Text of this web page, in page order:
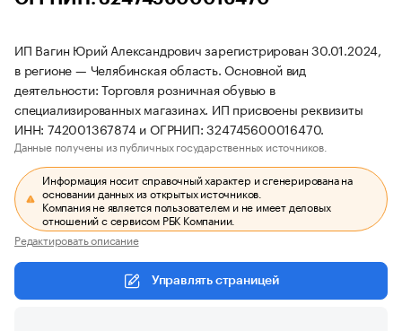
ИП Вагин Юрий Александрович зарегистрирован 30.01.2024,
в регионе — Челябинская область. Основной вид
деятельности: Торговля розничная обувью в
специализированных магазинах. ИП присвоены реквизиты
ИНН: 742001367874 и ОГРНИП: 324745600016470.
Данные получены из публичных государственных источников.
Информация носит справочный характер и сгенерирована на
основании данных из открытых источников.
Компания не является пользователем и не имеет деловых
отношений с сервисом РБК Компании.
Редактировать описание
Управлять страницей